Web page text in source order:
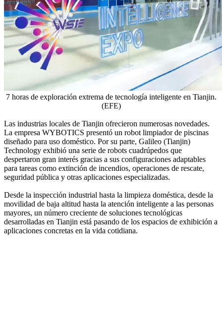
7 horas de exploración extrema de tecnología inteligente en Tianjin.
(EFE)
Las industrias locales de Tianjin ofrecieron numerosas novedades.
La empresa WYBOTICS presentó un robot limpiador de piscinas
diseñado para uso doméstico. Por su parte, Galileo (Tianjin)
Technology exhibió una serie de robots cuadrúpedos que
despertaron gran interés gracias a sus configuraciones adaptables
para tareas como extinción de incendios, operaciones de rescate,
seguridad pública y otras aplicaciones especializadas.
Desde la inspección industrial hasta la limpieza doméstica, desde la
movilidad de baja altitud hasta la atención inteligente a las personas
mayores, un número creciente de soluciones tecnológicas
desarrolladas en Tianjin está pasando de los espacios de exhibición a
aplicaciones concretas en la vida cotidiana.